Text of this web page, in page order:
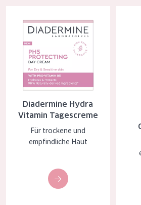
Reinigung
PRODUKTLINIE
Essentials
Expert
HAUTTYP
Normale bis trockene Haut
Diadermine Hydra
Vitamin Tagescreme
Für trockene und
empfindliche Haut